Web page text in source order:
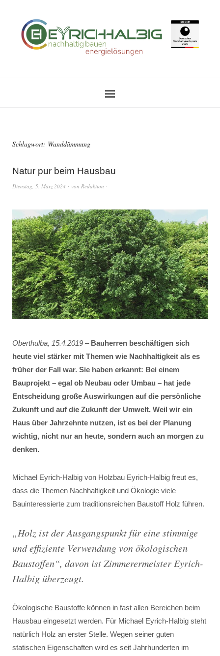
Schlagwort: Wanddämmung
Natur pur beim Hausbau
Dienstag, 5. März 2024 von Redaktion
Oberthulba, 15.4.2019 – Bauherren beschäftigen sich
heute viel stärker mit Themen wie Nachhaltigkeit als es
früher der Fall war. Sie haben erkannt: Bei einem
Bauprojekt – egal ob Neubau oder Umbau – hat jede
Entscheidung große Auswirkungen auf die persönliche
Zukunft und auf die Zukunft der Umwelt. Weil wir ein
Haus über Jahrzehnte nutzen, ist es bei der Planung
wichtig, nicht nur an heute, sondern auch an morgen zu
denken.
Michael Eyrich-Halbig von Holzbau Eyrich-Halbig freut es,
dass die Themen Nachhaltigkeit und Ökologie viele
Bauinteressierte zum traditionsreichen Baustoff Holz führen.
„Holz ist der Ausgangspunkt für eine stimmige
und effiziente Verwendung von ökologischen
Baustoffen“, davon ist Zimmerermeister Eyrich-
Halbig überzeugt.
Ökologische Baustoffe können in fast allen Bereichen beim
Hausbau eingesetzt werden. Für Michael Eyrich-Halbig steht
natürlich Holz an erster Stelle. Wegen seiner guten
statischen Eigenschaften wird es seit Jahrhunderten im